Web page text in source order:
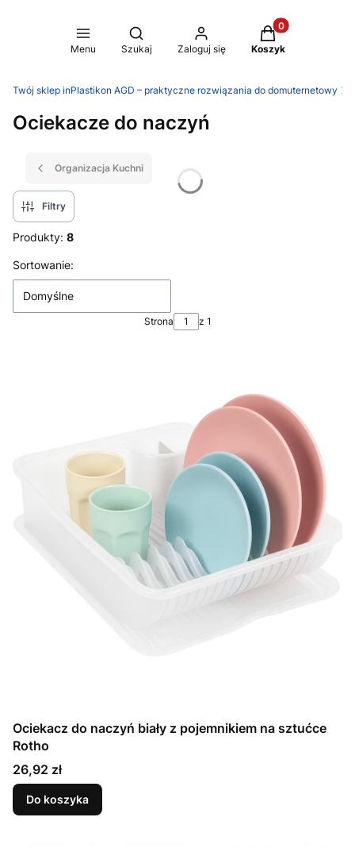
Menu
Otwórz wyszukiwarkę
Szukaj Zaloguj się
Produkty w
Koszyk
Twój sklep inPlastikon AGD – praktyczne rozwiązania do domuternetowy
Ociekacze do naczyń
Organizacja Kuchni
Filtry
Produkty: 8
Lista produktów
Sortowanie:
Domyślne
Strona z 1
Ociekacz do naczyń biały z pojemnikiem na sztućce
Rotho
Cena
26,92 zł
Do koszyka